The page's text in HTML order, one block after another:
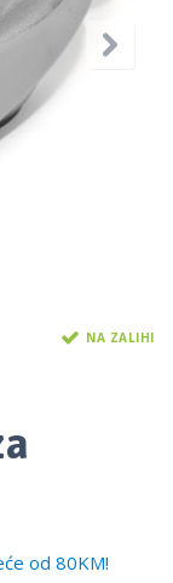
NA ZALIHI
od 80KM!